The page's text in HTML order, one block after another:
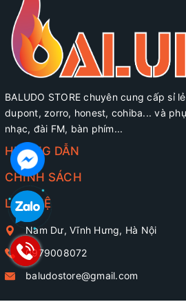
BALUDO STORE chuyên cung cấp sỉ
dupont, zorro, honest, cohiba... và
nhạc, đài FM, bàn phím...
HƯỚNG DẪN
CHÍNH SÁCH
LIÊN HỆ
Nam Dư, Vĩnh Hưng, Hà Nội
0979008072
baludostore@gmail.com